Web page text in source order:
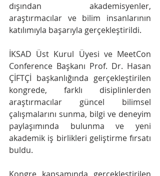
dışından akademisyenler,
araştırmacılar ve bilim insanlarının
katılımıyla başarıyla gerçekleştirildi.
İKSAD Üst Kurul Üyesi ve MeetCon
Conference Başkanı Prof. Dr. Hasan
ÇİFTÇİ başkanlığında gerçekleştirilen
kongrede, farklı disiplinlerden
araştırmacılar güncel bilimsel
çalışmalarını sunma, bilgi ve deneyim
paylaşımında bulunma ve yeni
akademik iş birlikleri geliştirme fırsatı
buldu.